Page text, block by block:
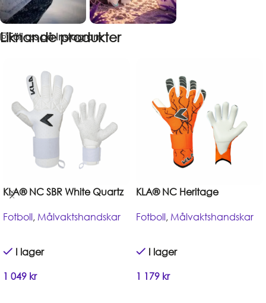
Följ oss på Instagram
Liknande produkter
KLA® NC SBR White Quartz
Fotboll, Målvaktshandskar
I lager
1 049 kr
KLA® NC Heritage
Fotboll, Målvaktshandskar
I lager
1 179 kr